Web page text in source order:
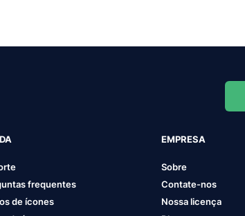
frequentes
de ícones
EMPRESA
Sobre
Contate-nos
Nossa licença